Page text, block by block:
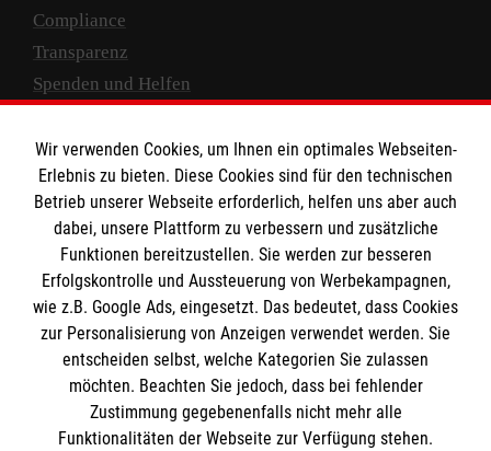
Compliance
Transparenz
Spenden und Helfen
Empfänger: Malteser Hilfsdienst e.V.
IBAN: DE10 3706 0120 1201 2000 12
BIC: GENODED 1PA7
Wir verwenden Cookies, um Ihnen ein optimales Webseiten-
Erlebnis zu bieten. Diese Cookies sind für den technischen
Betrieb unserer Webseite erforderlich, helfen uns aber auch
dabei, unsere Plattform zu verbessern und zusätzliche
Funktionen bereitzustellen. Sie werden zur besseren
Erfolgskontrolle und Aussteuerung von Werbekampagnen,
wie z.B. Google Ads, eingesetzt. Das bedeutet, dass Cookies
zur Personalisierung von Anzeigen verwendet werden. Sie
entscheiden selbst, welche Kategorien Sie zulassen
möchten. Beachten Sie jedoch, dass bei fehlender
Zustimmung gegebenenfalls nicht mehr alle
Funktionalitäten der Webseite zur Verfügung stehen.